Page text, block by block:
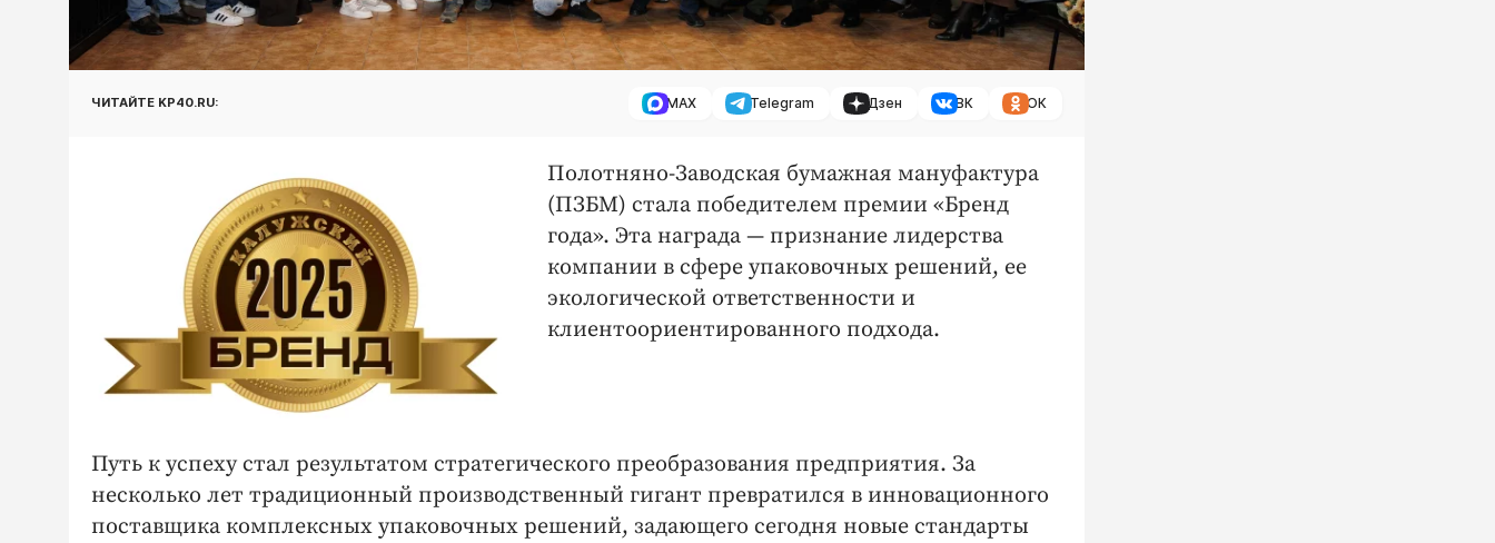
ЧИТАЙТЕ KP40.RU: MAX Telegram Дзен ВК ОК
Полотняно-Заводская бумажная мануфактура
(ПЗБМ) стала победителем премии «Бренд
года». Эта награда — признание лидерства
компании в сфере упаковочных решений, ее
экологической ответственности и
клиентоориентированного подхода.
Путь к успеху стал результатом стратегического преобразования пред­приятия. За
несколько лет традиционный производственный гигант превратился в инновационного
поставщика комплексных упаковочных решений, задающего сегодня новые стандарты